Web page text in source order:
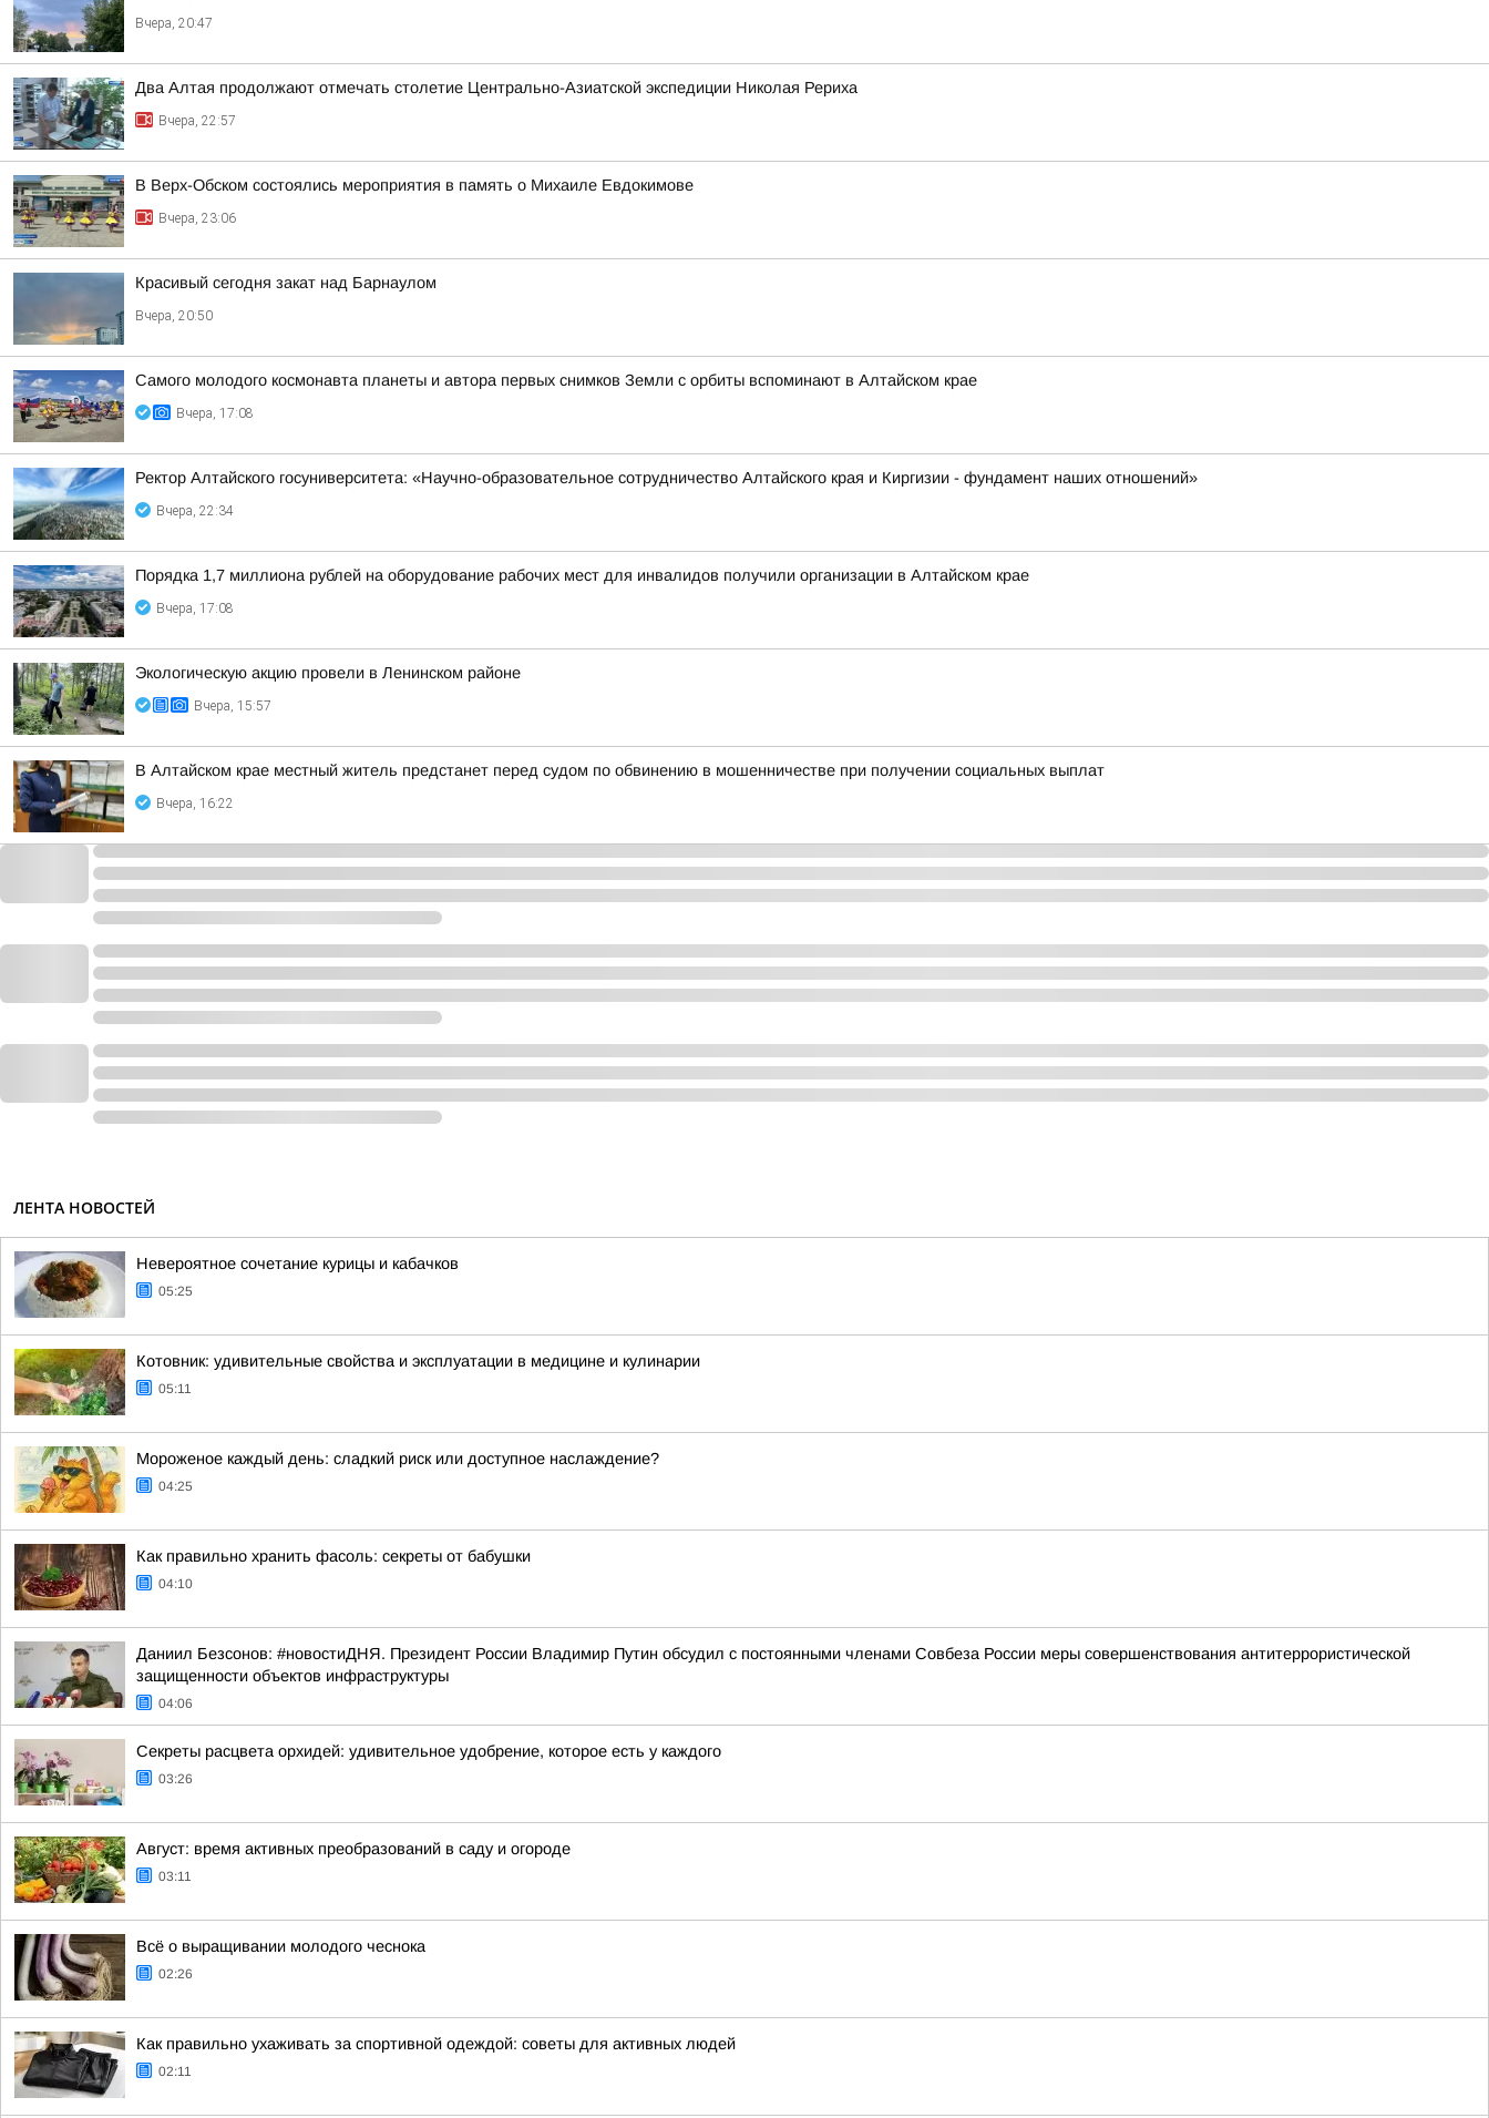
Вчера, 20:47
Два Алтая продолжают отмечать столетие Центрально-Азиатской экспедиции Николая Рериха
Вчера, 22:57
В Верх-Обском состоялись мероприятия в память о Михаиле Евдокимове
Вчера, 23:06
Красивый сегодня закат над Барнаулом
Вчера, 20:50
Самого молодого космонавта планеты и автора первых снимков Земли с орбиты вспоминают в Алтайском крае
Вчера, 17:08
Ректор Алтайского госуниверситета: «Научно-образовательное сотрудничество Алтайского края и Киргизии - фундамент наших отношений»
Вчера, 22:34
Порядка 1,7 миллиона рублей на оборудование рабочих мест для инвалидов получили организации в Алтайском крае
Вчера, 17:08
Экологическую акцию провели в Ленинском районе
Вчера, 15:57
В Алтайском крае местный житель предстанет перед судом по обвинению в мошенничестве при получении социальных выплат
Вчера, 16:22
ЛЕНТА НОВОСТЕЙ
Невероятное сочетание курицы и кабачков
05:25
Котовник: удивительные свойства и эксплуатации в медицине и кулинарии
05:11
Мороженое каждый день: сладкий риск или доступное наслаждение?
04:25
Как правильно хранить фасоль: секреты от бабушки
04:10
Даниил Безсонов: #новостиДНЯ. Президент России Владимир Путин обсудил с постоянными членами Совбеза России меры совершенствования антитеррористической
защищенности объектов инфраструктуры
04:06
Секреты расцвета орхидей: удивительное удобрение, которое есть у каждого
03:26
Август: время активных преобразований в саду и огороде
03:11
Всё о выращивании молодого чеснока
02:26
Как правильно ухаживать за спортивной одеждой: советы для активных людей
02:11